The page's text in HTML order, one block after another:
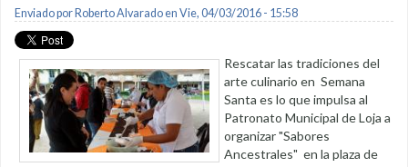
Enviado por Roberto Alvaradoen Vie, 04/03/2016 - 15:58
Rescatar las tradiciones del
arte culinario en Semana
Santa es lo que impulsa al
Patronato Municipal de Loja a
organizar "Sabores
Ancestrales" en la plaza de